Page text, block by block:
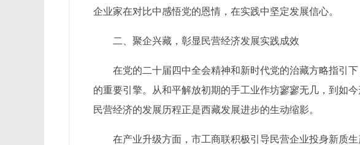
企业家在对比中感悟党的恩情，在实践中坚定发展信心。
二、聚企兴藏，彰显民营经济发展实践成效
在党的二十届四中全会精神和新时代党的治藏方略指引
的重要引擎。从和平解放初期的手工业作坊寥寥无几，到如
民营经济的发展历程正是西藏发展进步的生动缩影。
在产业升级方面，市工商联积极引导民营企业投身新质